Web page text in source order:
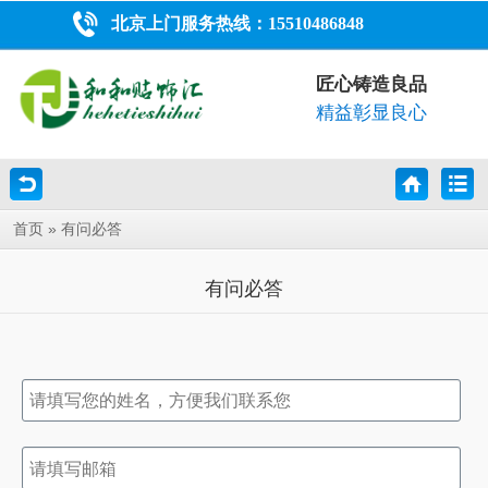
北京上门服务热线： 15510486848
匠心铸造良品
精益彰显良心
首页 » 有问必答
有问必答